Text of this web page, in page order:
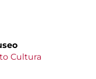
Cultura